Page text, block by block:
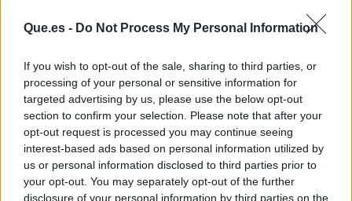
Que.es - Do Not Process My Personal Information
If you wish to opt-out of the sale, sharing to third parties, or
processing of your personal or sensitive information for
targeted advertising by us, please use the below opt-out
section to confirm your selection. Please note that after your
opt-out request is processed you may continue seeing
interest-based ads based on personal information utilized by
us or personal information disclosed to third parties prior to
your opt-out. You may separately opt-out of the further
disclosure of your personal information by third parties on the
sanitarios. Medscape y Medscape Education
compañía de Internet Brands.
FuenteComunicae